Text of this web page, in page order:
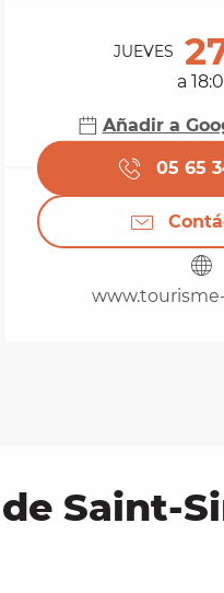
JUEVES
a
Añadir a
05 65
Saint-